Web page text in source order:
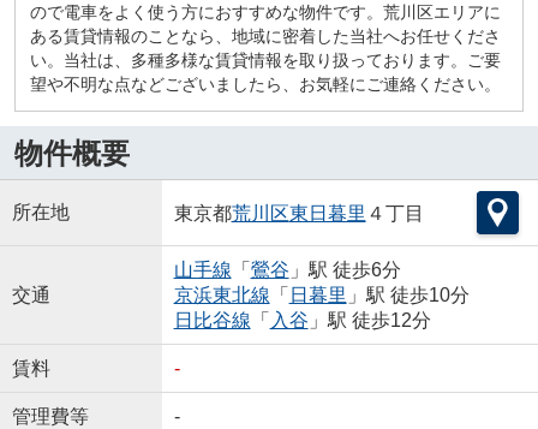
ので電車をよく使う方におすすめな物件です。荒川区エリアに
ある賃貸情報のことなら、地域に密着した当社へお任せくださ
い。当社は、多種多様な賃貸情報を取り扱っております。ご要
望や不明な点などございましたら、お気軽にご連絡ください。
物件概要
所在地 東京都荒川区東日暮里 ４丁目
交通
山手線 「 鶯谷 」駅 徒歩6分
京浜東北線 「 日暮里 」駅 徒歩10分
日比谷線 「 入谷 」駅 徒歩12分
賃料 -
管理費等 -